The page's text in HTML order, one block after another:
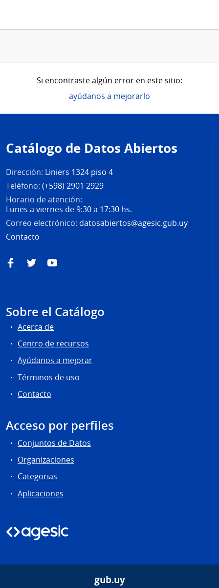
Si encontraste algún error en este sitio:
ayúdanos a mejorarlo
de
página
Catálogo de Datos Abiertos
Dirección: Liniers 1324 piso 4
Teléfono: (+598) 2901 2929
Horario de atención:
Lunes a viernes de 9:30 a 17:30 hs.
Correo electrónico: datosabiertos@agesic.gub.uy
Contacto
FacebookTwitterYouTube
Sobre el Catálogo
Acerca de
Centro de recursos
Ayúdanos a mejorar
Términos de uso
Contacto
Acceso por perfiles
Conjuntos de Datos
Organizaciones
Categorias
Aplicaciones
gub.uy